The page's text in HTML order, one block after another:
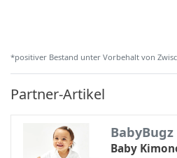
*positiver Bestand unter Vorbehalt von
Partner-Artikel
BabyBugz
Baby